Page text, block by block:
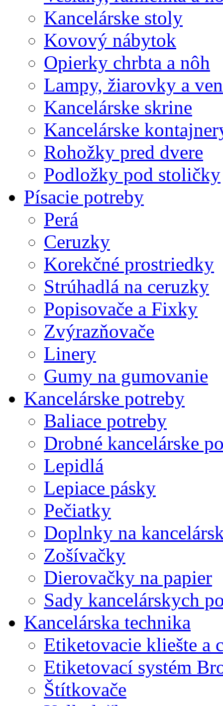
Kancelárske stoly
Kovový nábytok
Opierky chrbta a nôh
Lampy, žiarovky a
Kancelárske skrine
Kancelárske
Rohožky pred dvere
Podložky pod stoličky
Písacie potreby
Perá
Ceruzky
Korekčné prostriedky
Strúhadlá na ceruzky
Popisovače a Fixky
Zvýrazňovače
Linery
Gumy na gumovanie
Kancelárske potreby
Baliace potreby
Drobné kancelárske
Lepidlá
Lepiace pásky
Pečiatky
Doplnky na
Zošívačky
Dierovačky na papier
Sady kancelárskych
Kancelárska technika
Etiketovacie kliešte a
Etiketovací systém
Štítkovače